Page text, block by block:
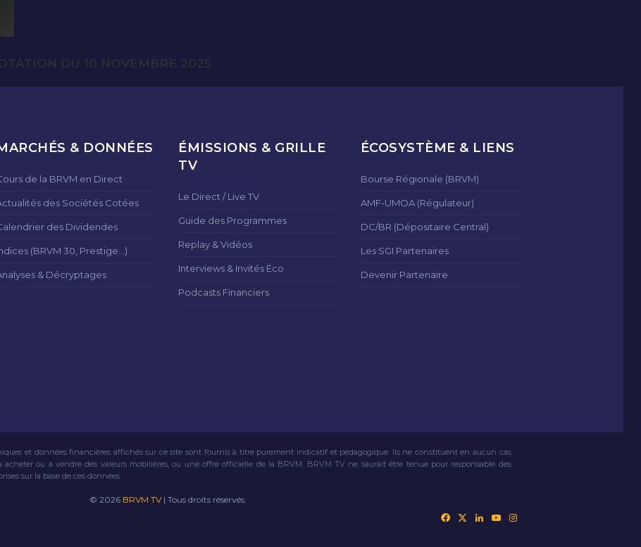
DU 10 NOVEMBRE 2025
& DONNÉES
de la BRVM en Direct
des Sociétés Cotées
des Dividendes
(BRVM 30, Prestige...)
& Décryptages
ÉMISSIONS & GRILLE
TV
Le Direct / Live TV
Guide des Programmes
Replay & Vidéos
Interviews & Invités Éco
Podcasts Financiers
ÉCOSYSTÈME & LIENS
Bourse Régionale (BRVM)
AMF-UMOA (Régulateur)
DC/BR (Dépositaire Central)
Les SGI Partenaires
Devenir Partenaire
et données financières affichés sur ce site sont fournis à titre purement indicatif et pédagogique. Ils ne constituent en aucun cas
ou à vendre des valeurs mobilières, ou une offre officielle de la BRVM. BRVM TV ne saurait être tenue pour responsable des
sur la base de ces données.
© 2026 BRVM TV| Tous droits réservés.
FacebookLinkedinYouTube